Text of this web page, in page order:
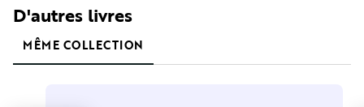
D'autres livres
MÊME COLLECTION